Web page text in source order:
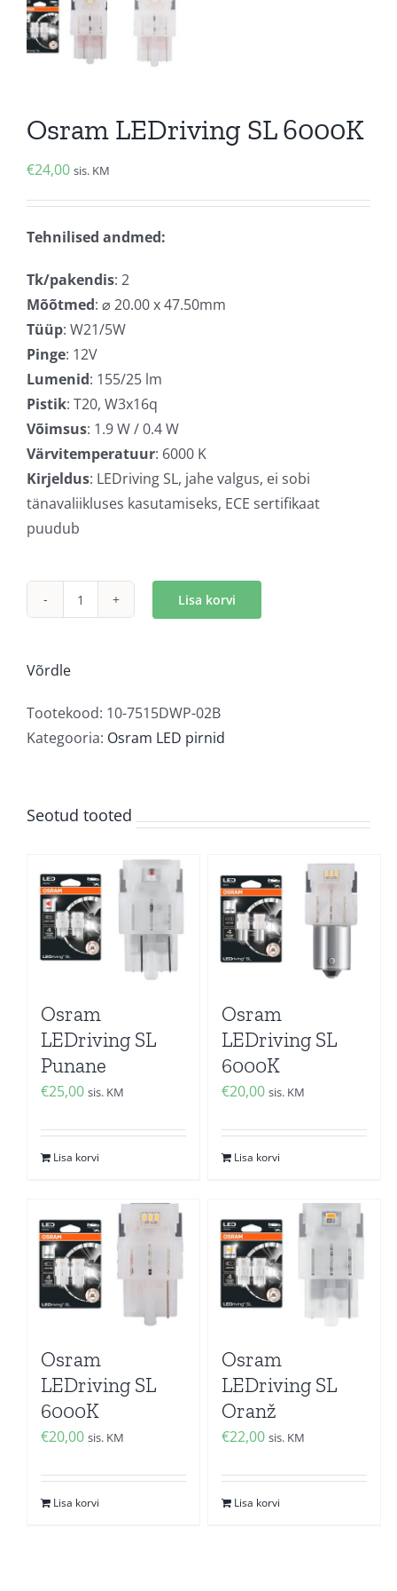
Osram LEDriving SL 6000K
€24,00 sis. KM
Tehnilised andmed:
Tk/pakendis: 2
Mõõtmed: ⌀ 20.00 x 47.50mm
Tüüp: W21/5W
Pinge: 12V
Lumenid: 155/25 lm
Pistik: T20, W3x16q
Võimsus: 1.9 W / 0.4 W
Värvitemperatuur: 6000 K
Kirjeldus: LEDriving SL, jahe valgus, ei sobi
tänavaliikluses kasutamiseks, ECE sertifikaat
puudub
Osram
kogus
Lisa korvi
Võrdle
Tootekood: 10-7515DWP-02B
Kategooria: Osram LED pirnid
Seotud tooted
Osram
LEDriving SL
Punane
€25,00 sis. KM
Lisa korvi
Osram
LEDriving SL
6000K
€20,00 sis. KM
Lisa korvi
Osram
LEDriving SL
6000K
€20,00 sis. KM
Lisa korvi
Osram
LEDriving SL
Oranž
€22,00 sis. KM
Lisa korvi